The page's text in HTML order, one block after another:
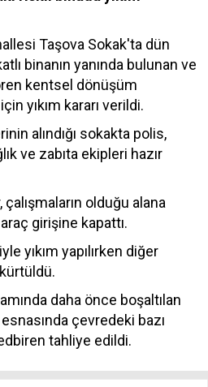
Taşova Sokak'ta dün
binanın yanında bulunan ve
kentsel dönüşüm
yıkım kararı verildi.
alındığı sokakta polis,
ve zabıta ekipleri hazır
çalışmaların olduğu alana
girişine kapattı.
yıkım yapılırken diğer
daha önce boşaltılan
esnasında çevredeki bazı
tahliye edildi.